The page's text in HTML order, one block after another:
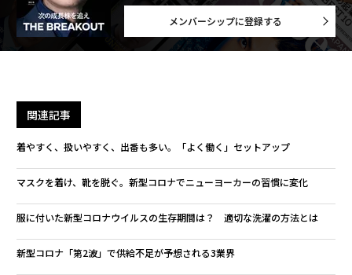
メンバーシップに登録する
関連記事
着やすく、扱いやすく、出番も多い。「よく働く」セットアップ
マスクを着け、靴を脱ぐ。新型コロナでニューヨーカーの習慣に変化
服に付いた新型コロナウイルスの生存期間は？ 適切な洗濯の方法とは
新型コロナ「第2波」で供給不足が予想される3業界